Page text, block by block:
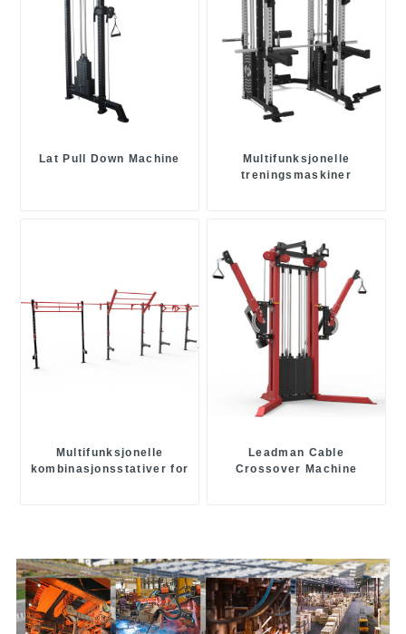
Lat Pull Down Machine
Multifunksjonelle
treningsmaskiner
Multifunksjonelle
kombinasjonsstativer for
Leadman Cable
Crossover Machine